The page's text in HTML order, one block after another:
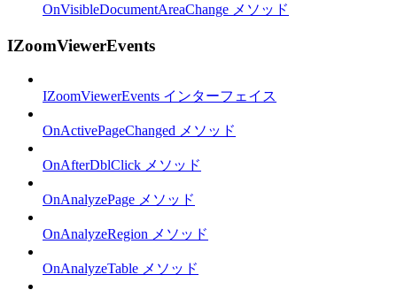
OnVisibleDocumentAreaChange メソッド
IZoomViewerEvents
IZoomViewerEvents インターフェイス
OnActivePageChanged メソッド
OnAfterDblClick メソッド
OnAnalyzePage メソッド
OnAnalyzeRegion メソッド
OnAnalyzeTable メソッド